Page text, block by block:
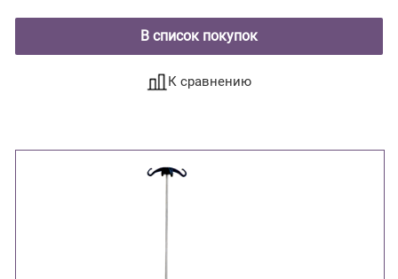
В список покупок
К сравнению